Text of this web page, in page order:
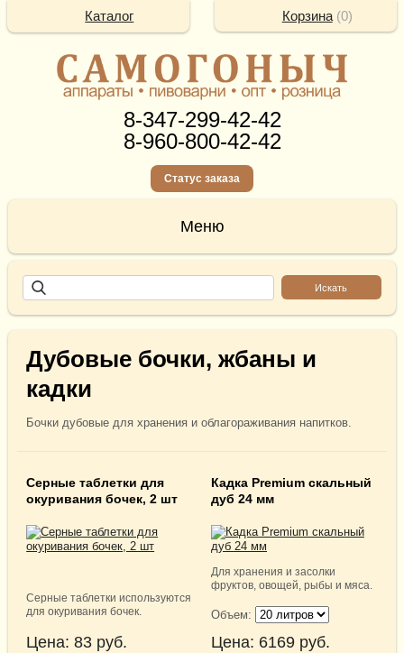
8-347-299-42-42
8-960-800-42-42
Статус заказа
Дубовые бочки, жбаны и
кадки
Бочки дубовые для хранения и облагораживания напитков.
Серные таблетки для
окуривания бочек, 2 шт
Серные таблетки используются
для окуривания бочек.
Цена:83 руб.
Кадка Premium скальный
дуб 24 мм
Для хранения и засолки
фруктов, овощей, рыбы и мяса.
Объем:
Цена: 6169 руб.
Корзина(0)
Каталог